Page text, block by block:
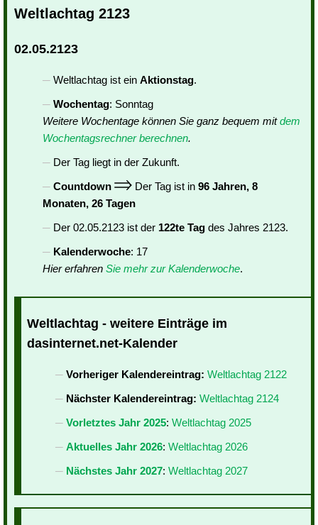
Weltlachtag 2123
02.05.2123
Weltlachtag ist ein Aktionstag.
Wochentag: Sonntag
Weitere Wochentage können Sie ganz bequem mitdem
Wochentagsrechner berechnen.
Der Tag liegt in der Zukunft.
Countdown
Der Tag ist in 96 Jahren, 8
Monaten, 26 Tagen
Der 02.05.2123 ist der 122te Tag des Jahres 2123.
Kalenderwoche: 17
Hier erfahren Sie mehr zur Kalenderwoche.
Weltlachtag - weitere Einträge im
dasinternet.net-Kalender
Vorheriger Kalendereintrag: Weltlachtag 2122
Nächster Kalendereintrag: Weltlachtag 2124
Vorletztes Jahr 2025: Weltlachtag 2025
Aktuelles Jahr 2026: Weltlachtag 2026
Nächstes Jahr 2027: Weltlachtag 2027